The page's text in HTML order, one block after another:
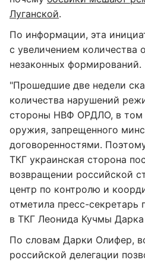
Луганской.
По информации, эта
с увеличением количества
незаконных формирований.
"Прошедшие две недели
количества нарушений
стороны НВФ ОРДЛО, в том
оружия, запрещенного
договоренностями.
ТКГ украинская сторона
возвращении российской
центр по контролю и
отметила пресс-секретарь
в ТКГ Леонида Кучмы
По словам Дарки Олифер,
российской делегации